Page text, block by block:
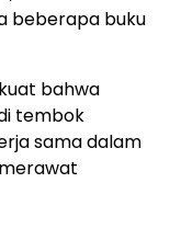
beberapa buku
bahwa
tembok
sama dalam